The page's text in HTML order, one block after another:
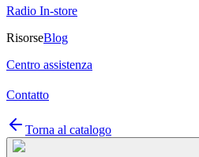
Radio In-store
RisorseBlog
Centro assistenza
Contatto
Torna al catalogo